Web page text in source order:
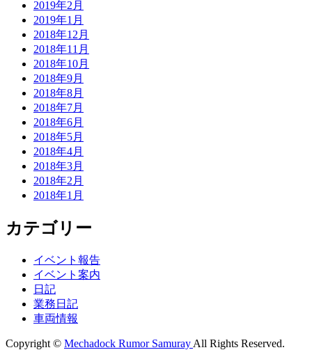
2019年2月
2019年1月
2018年12月
2018年11月
2018年10月
2018年9月
2018年8月
2018年7月
2018年6月
2018年5月
2018年4月
2018年3月
2018年2月
2018年1月
カテゴリー
イベント報告
イベント案内
日記
業務日記
車両情報
Copyright © Mechadock Rumor Samuray All Rights Reserved.